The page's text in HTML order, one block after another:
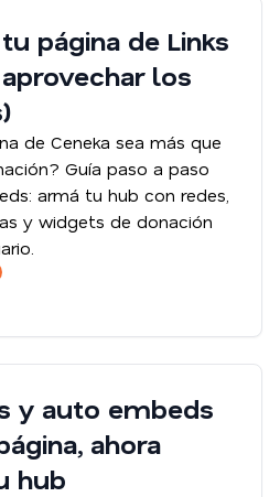
página de Links
los
de Ceneka sea más que
Guía paso a paso
armá tu hub con redes,
y widgets de donación
y auto embeds
ahora
hub